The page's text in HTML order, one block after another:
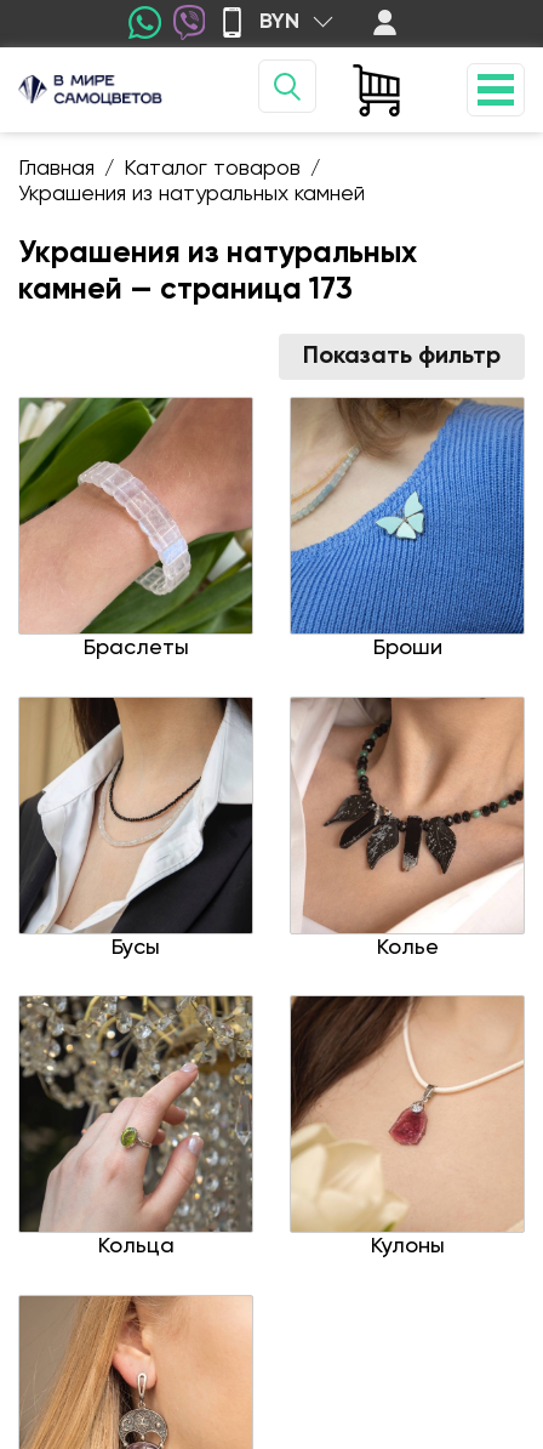
BYN
Главная / Каталог товаров /
Украшения из натуральных камней
Украшения из натуральных
камней — cтраница 173
Показать фильтр
Браслеты Броши
Бусы Колье
Кольца Кулоны